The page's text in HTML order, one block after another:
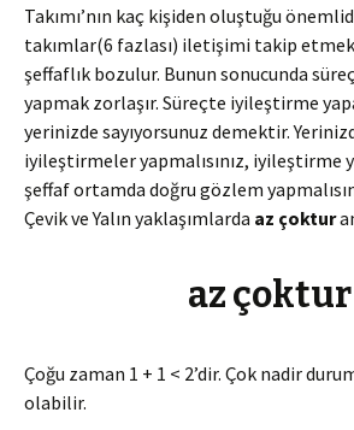
Takımı’nın kaç kişiden oluştuğu
takımlar(6 fazlası) iletişimi takip
şeffaflık bozulur. Bunun sonucunda
yapmak zorlaşır. Süreçte iyileştirme
yerinizde sayıyorsunuz demektir.
iyileştirmeler yapmalısınız, iyileştirme
şeffaf ortamda doğru gözlem
Çevik ve Yalın yaklaşımlarda az çoktur
az çoktur
Çoğu zaman 1 + 1 < 2’dir. Çok nadir
olabilir.